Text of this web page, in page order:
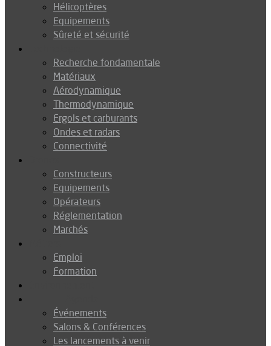
Hélicoptères
Equipements
Sûreté et sécurité
Recherche fondamentale
Matériaux
Aérodynamique
Thermodynamique
Ergols et carburants
Ondes et radars
Connectivité
Constructeurs
Equipements
Opérateurs
Réglementation
Marchés
Emploi
Formation
Événements
Salons & Conférences
Les lancements à venir